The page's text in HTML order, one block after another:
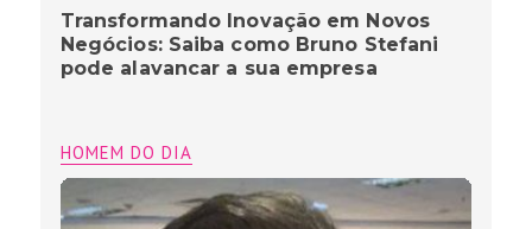
Transformando Inovação em Novos
Negócios: Saiba como Bruno Stefani
pode alavancar a sua empresa
HOMEM DO DIA